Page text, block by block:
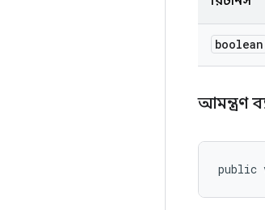
boolean
আমন্ত্রণ
public